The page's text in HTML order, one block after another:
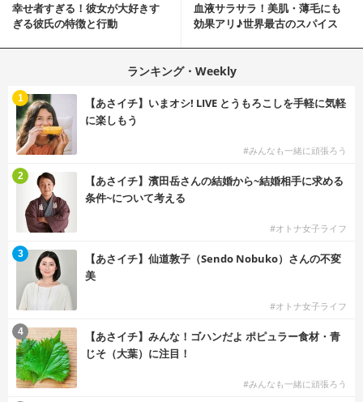
幸せ者すぎる！彼女が大好きす
ぎる彼氏の特徴と行動
血液サラサラ！美肌・薄毛にも
効果アリ♪世界最古のスパイス
ランキング・Weekly
【あさイチ】いまオシ! LIVE とうもろこしを手軽に気軽
に楽しもう
#みんなも一緒に頑張ろう
1
【あさイチ】濱田岳さんの結婚から~結婚相手に求める
条件~について考える
#オトナ女子ライフ
2
【あさイチ】仙道敦子（Sendo Nobuko）さんの不変
美
#オトナ女子ライフ
3
【あさイチ】みんな！ゴハンだよ ポピュラー食材・青
じそ（大葉）に注目！
#みんなも一緒に頑張ろう
4